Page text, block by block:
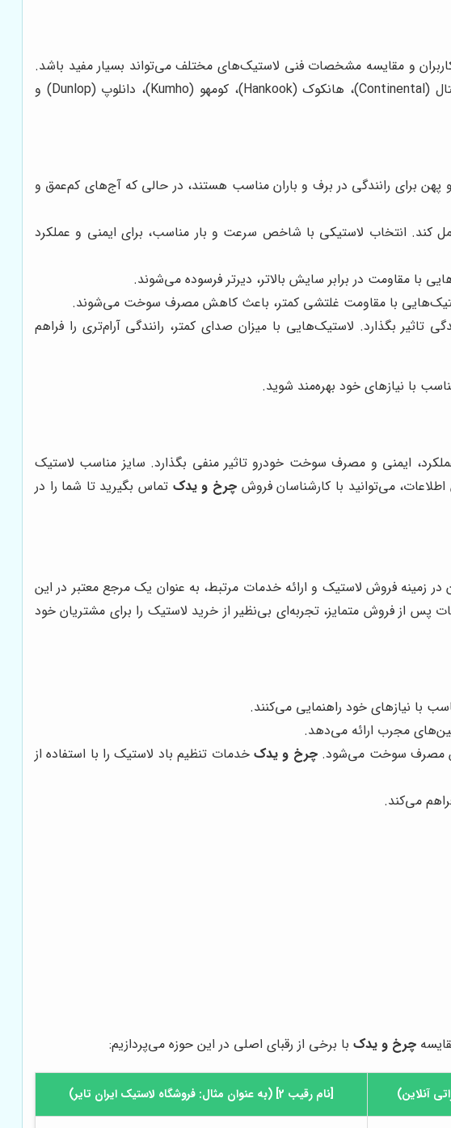
و مقایسه مشخصات فنی لاستیک‌های مختلف می‌تواند بسیار مفید باشد.
برخی از برندهای مطرح لاستیک عبارتند از میشلن (Michelin)، پیرلی (Pirelli)، بریجستون (Bridgestone)، کنتیننتال (Continental)، هانکوک (Hankook)، کومهو (Kumho)، دانلوپ (Dunlop) و
برای رانندگی در برف و باران مناسب هستند، در حالی که آج‌های کم‌عمق و
انتخاب لاستیکی با شاخص سرعت و بار مناسب، برای ایمنی و عملکرد
مقاومت در برابر سایش بالاتر، دیرتر فرسوده می‌شوند.
با مقاومت غلتشی کمتر، باعث کاهش مصرف سوخت می‌شوند.
بگذارد. لاستیک‌هایی با میزان صدای کمتر، رانندگی آرام‌تری را فراهم
با نیازهای خود بهره‌مند شوید.
ایمنی و مصرف سوخت خودرو تاثیر منفی بگذارد. سایز مناسب لاستیک
می‌توانید با کارشناسان فروشچرخ و یدک تماس بگیرید تا شما را در
زمینه فروش لاستیک و ارائه خدمات مرتبط، به عنوان یک مرجع معتبر در این
از فروش متمایز، تجربه‌ای بی‌نظیر از خرید لاستیک را برای مشتریان خود
با نیازهای خود راهنمایی می‌کنند.
مجرب ارائه می‌دهد.
مصرف سوخت می‌شود.چرخ و یدکخدمات تنظیم باد لاستیک را با استفاده از
می‌کند.
چرخ و یدکبا برخی از رقبای اصلی در این حوزه می‌پردازیم:
[نام رقیب 2] (به عنوان مثال: فروشگاه لاستیک ایران تایر)